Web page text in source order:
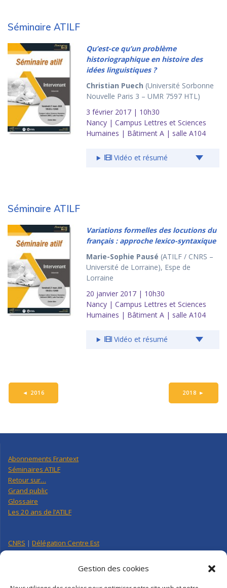
Gestion des cookies
Séminaire ATILF
Qu’est-ce qu’un problème
historiographique en histoire des
idées linguistiques ?
Christian Puech (Université Sorbonne
Nouvelle Paris 3 – UMR 7597 HTL)
3 février 2017 | 10h30
Nancy | Campus Lettres et Sciences
Humaines | Bâtiment A | salle A104
Vidéo et résumé
Séminaire ATILF
Variations formelles des locutions du
français : approche lexico-syntaxique
Marie-Sophie Pausé (ATILF / CNRS –
Université de Lorraine), Espe de
Lorraine
20 janvier 2017 | 10h30
Nancy | Campus Lettres et Sciences
Humaines | Bâtiment A | salle A104
Vidéo et résumé
◄ 2016 2018 ►
Abonnements Frantext
Séminaires ATILF
Retour sur…
Grand public
Glossaire
Les 20 ans de l’ATILF
CNRS | Délégation Centre Est
Université de Lorraine
CNRS Hebdo Centre-Est